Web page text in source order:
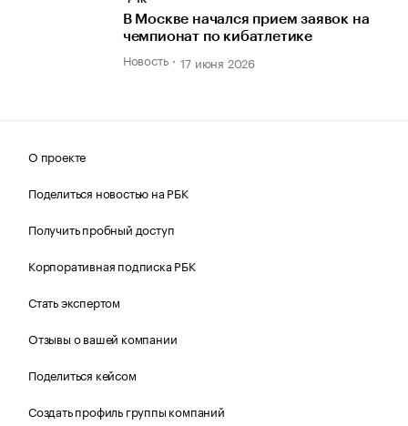
В Москве начался прием заявок на
чемпионат по кибатлетике
Новость 17 июня 2026
О проекте
Поделиться новостью на РБК
Получить пробный доступ
Корпоративная подписка РБК
Стать экспертом
Отзывы о вашей компании
Поделиться кейсом
Создать профиль группы компаний